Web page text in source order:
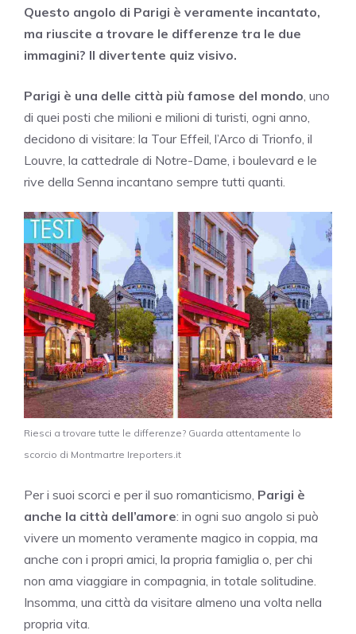
Questo angolo di Parigi è veramente incantato,
ma riuscite a trovare le differenze tra le due
immagini? Il divertente quiz visivo.
Parigi è una delle città più famose del mondo, uno
di quei posti che milioni e milioni di turisti, ogni anno,
decidono di visitare: la Tour Effeil, l’Arco di Trionfo, il
Louvre, la cattedrale di Notre-Dame, i boulevard e le
rive della Senna incantano sempre tutti quanti.
Riesci a trovare tutte le differenze? Guarda attentamente lo
scorcio di Montmartre Ireporters.it
Per i suoi scorci e per il suo romanticismo, Parigi è
anche la città dell’amore: in ogni suo angolo si può
vivere un momento veramente magico in coppia, ma
anche con i propri amici, la propria famiglia o, per chi
non ama viaggiare in compagnia, in totale solitudine.
Insomma, una città da visitare almeno una volta nella
propria vita.